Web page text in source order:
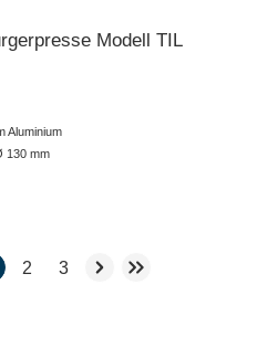
Modell TIL
Aluminium
130 mm
2 3